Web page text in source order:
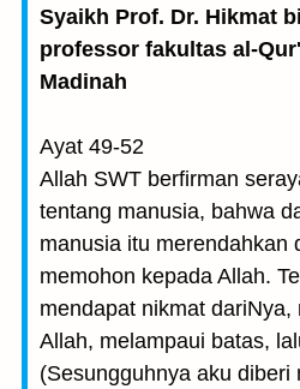
Syaikh Prof. Dr. Hikmat
professor fakultas al-
Madinah
Ayat 49-52
Allah SWT berfirman
tentang manusia, bahwa
manusia itu merendahkan
memohon kepada Allah.
mendapat nikmat
Allah, melampaui batas,
(Sesungguhnya aku diberi